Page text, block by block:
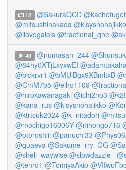
12 @SakuraQCD
@mitsushinakada @kisysnohajikko
@ilovegalois @fractional_qhe
40 @numasan_244
@84hy0XTjLxyxwEI
@blckrvr1 @bMUlBgx9XBmltxB
@CmM7b5 @eiho1109
@hirokawanagaki @ichi2no3
@kana_rus @kisysnohajikko
@ktrtcuk2024 @k_nitadori
@mochigo16006Y @nihongo716
@otoroshiii @panuchi33
@quaeva @Sakume_rry_GG
@shell_waywise @slowdazzle_
@tenro1 @TomiyaAkio